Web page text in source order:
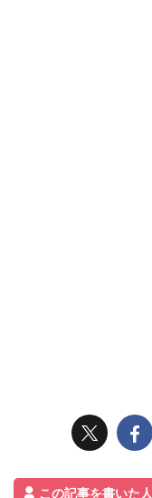
この記事を書いた人